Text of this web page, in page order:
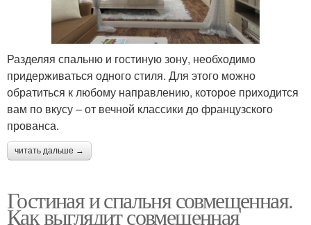
Разделяя спальню и гостиную зону, необходимо
придерживаться одного стиля. Для этого можно
обратиться к любому направлению, которое приходится
вам по вкусу – от вечной классики до французского
прованса.
читать дальше →
Гостиная и спальня совмещенная.
Как выглядит совмещенная